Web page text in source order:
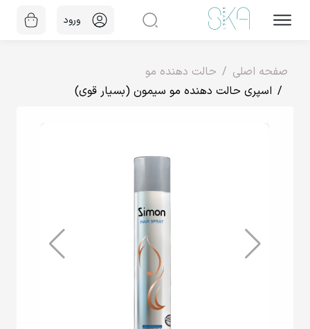
ورود
صفحه اصلی
حالت دهنده مو
اسپری حالت دهنده مو سیمون (بسیار قوی)